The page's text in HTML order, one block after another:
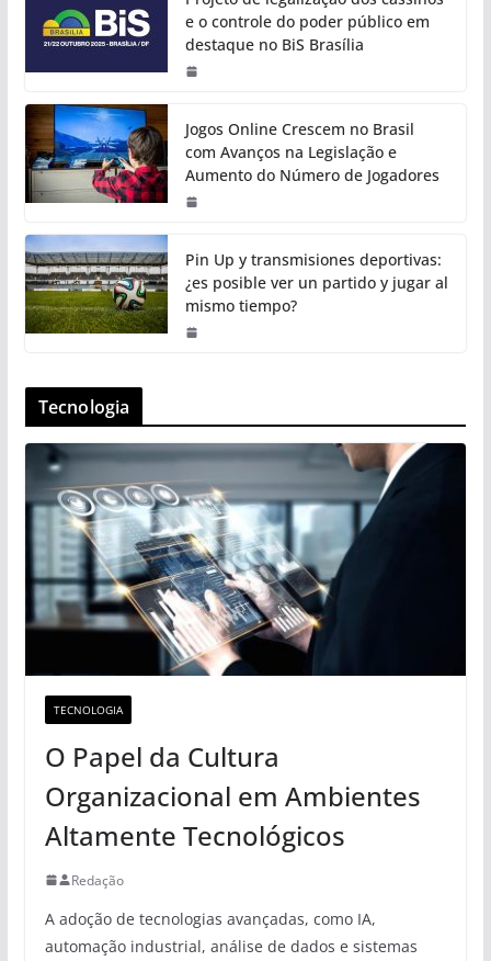
e o controle do poder público em
destaque no BiS Brasília
Jogos Online Crescem no Brasil
com Avanços na Legislação e
Aumento do Número de Jogadores
Pin Up y transmisiones deportivas:
¿es posible ver un partido y jugar al
mismo tiempo?
Tecnologia
TECNOLOGIA
O Papel da Cultura
Organizacional em Ambientes
Altamente Tecnológicos
Redação
A adoção de tecnologias avançadas, como IA,
automação industrial, análise de dados e sistemas